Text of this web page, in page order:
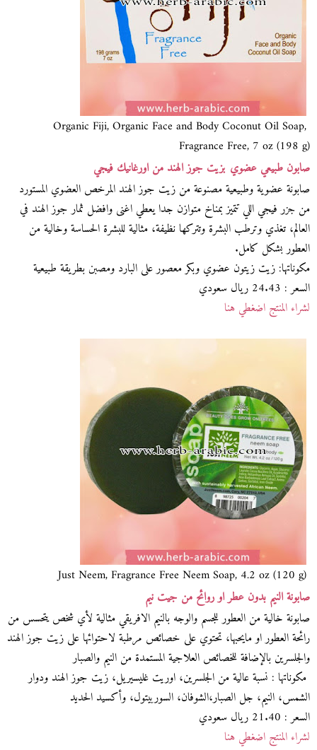
Organic Fiji, Organic Face and Body Coconut Oil Soap,
Fragrance Free, 7 oz (198 g)
صابون طبيعي عضوي بزيت جوز الهند من اورغانيك فيجي
صابونة عضوية وطبيعية مصنوعة من زيت جوز الهند المرخص العضوي المستورد
من جزر فيجي اللي تتميز بمناخ متوازن جدا يعطي اغنى وافضل ثمار جوز الهند في
العالم، تغذي وترطب البشرة وتتركها نظيفة، مثالية للبشرة الحساسة وخالية من
العطور بشكل كامل.
مكوناتها: زيت زيتون عضوي وبكر معصور على البارد ومصبن بطريقة طبيعية
السعر : 24.43 ريال سعودي
لشراء المنتج اضغطي هنا
صابونة النيم بدون عطر او روائح من جيت نيم
صابونة خالية من العطور للجسم والوجه بالنيم الافريقي مثالية لأي شخص يتحسس من
رائحة العطور او مايحبها، تحتوي على خصائص مرطبة لاحتوائها على زيت جوز الهند
والجلسرين بالإضافة للخصائص العلاجية المستمدة من النيم والصبار
مكوناتها : نسبة عالية من الجلسرين، اوريت غليسيريل، زيت جوز الهند ودوار
الشمس، النيم، جل الصبار،الشوفان، السوربيتول، وأكسيد الحديد
السعر : 21.40 ريال سعودي
لشراء المنتج اضغطي هنا